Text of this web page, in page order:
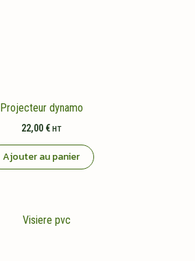
Projecteur dynamo
22,00 € HT
Ajouter au panier